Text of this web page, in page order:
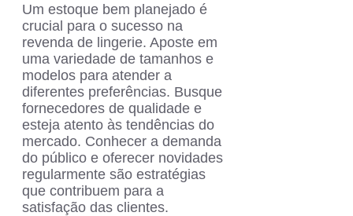
Um estoque bem planejado é
crucial para o sucesso na
revenda de lingerie. Aposte em
uma variedade de tamanhos e
modelos para atender a
diferentes preferências. Busque
fornecedores de qualidade e
esteja atento às tendências do
mercado. Conhecer a demanda
do público e oferecer novidades
regularmente são estratégias
que contribuem para a
satisfação das clientes.